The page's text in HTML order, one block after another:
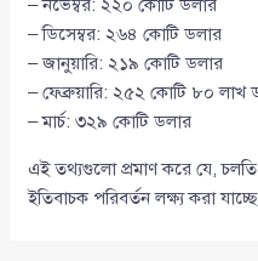
– নভেম্বর: ২২০ কোটি ডলার
– ডিসেম্বর: ২৬৪ কোটি ডলার
– জানুয়ারি: ২১৯ কোটি ডলার
– ফেব্রুয়ারি: ২৫২ কোটি ৮০ লাখ
– মার্চ: ৩২৯ কোটি ডলার
এই তথ্যগুলো প্রমাণ করে যে, চলতি
ইতিবাচক পরিবর্তন লক্ষ্য করা